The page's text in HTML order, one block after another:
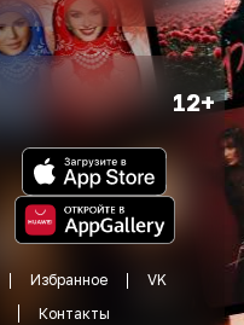
12+
Избранное
VK
Контакты